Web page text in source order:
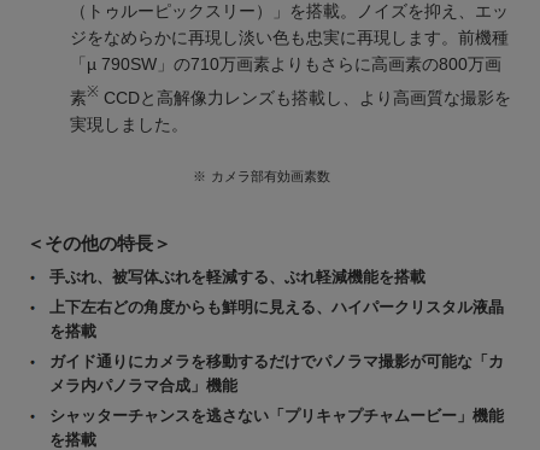
（トゥルーピックスリー）」を搭載。ノイズを抑え、エッ
ジをなめらかに再現し淡い色も忠実に再現します。前機種
「µ 790SW」の710万画素よりもさらに高画素の800万画
素※ CCDと高解像力レンズも搭載し、より高画質な撮影を
実現しました。
※ カメラ部有効画素数
＜その他の特長＞
手ぶれ、被写体ぶれを軽減する、ぶれ軽減機能を搭載
上下左右どの角度からも鮮明に見える、ハイパークリスタル液晶
を搭載
ガイド通りにカメラを移動するだけでパノラマ撮影が可能な「カ
メラ内パノラマ合成」機能
シャッターチャンスを逃さない「プリキャプチャムービー」機能
を搭載